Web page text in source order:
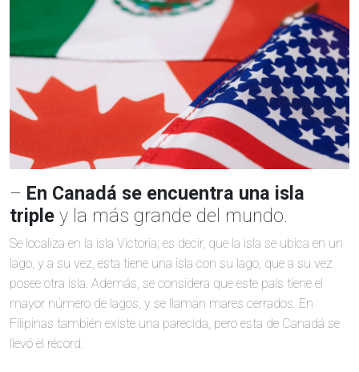
– En Canadá se encuentra una isla
triple y la más grande del mundo.
Se localiza en la isla Victoria; es decir, que la isla se ubica en un
lago, y a su vez, esta tiene una isla con su lago, que a su vez
posee otra isla. Además, se considera que este país tiene el
mayor número de lagos, y se llaman mares cerrados. En
Filipinas también existe una parecida, pero esta de Canadá se
llevó el récord.